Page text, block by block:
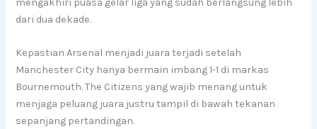
mengakhiri puasa gelar liga yang sudah berlangsung lebih
dari dua dekade.
Kepastian Arsenal menjadi juara terjadi setelah
Manchester City hanya bermain imbang 1-1 di markas
Bournemouth. The Citizens yang wajib menang untuk
menjaga peluang juara justru tampil di bawah tekanan
sepanjang pertandingan.